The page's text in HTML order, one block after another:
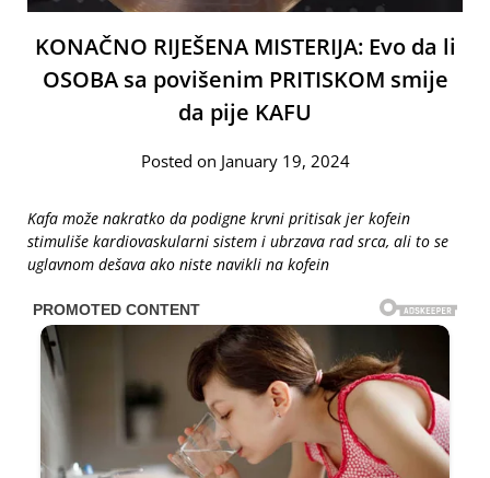
KONAČNO RIJEŠENA MISTERIJA: Evo da li
OSOBA sa povišenim PRITISKOM smije
da pije KAFU
Posted on January 19, 2024
Kafa može nakratko da podigne krvni pritisak jer kofein
stimuliše kardiovaskularni sistem i ubrzava rad srca, ali to se
uglavnom dešava ako niste navikli na kofein